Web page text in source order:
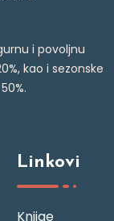
i povoljnu
kao i sezonske
Linkovi
Knjige